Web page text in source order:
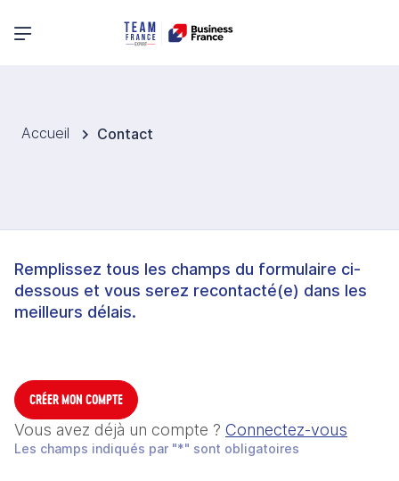
Menu principal
Accueil Contact
Remplissez tous les champs du formulaire ci-
dessous et vous serez recontacté(e) dans les
meilleurs délais.
CRÉER MON COMPTE
Vous avez déjà un compte ? Connectez-vous
Les champs indiqués par "*" sont obligatoires